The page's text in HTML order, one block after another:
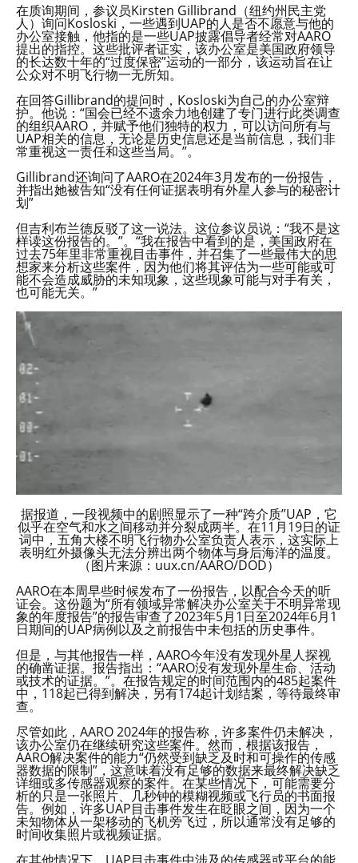
在质询期间，参议员Kirsten Gillibrand（纽约州民主党
人）询问Kosloski，一些遇到UAP的人是否不愿意与他的
办公室接触，他指的是一些UAP披露倡导者经常对AARO
提出的指控。这些批评者证实，该办公室是美国政府领导
的长达数十年的“过度保密”运动的一部分，该运动旨在让
公众对不明飞行物一无所知。
在回答Gillibrand的提问时，Kosloski为自己的办公室辩
护。他说：“国会已经不遗余力地创建了专门进行此类调查
的组织AARO，并赋予他们独特的权力，可以访问所有与
UAP相关的信息，无论是历史信息还是当前信息，我们非
常重视这一责任和这些当局。”。
Gillibrand还询问了AARO在2024年3月发布的一份报告，
并指出她被告知“没有任何证据表明有外星人参与的秘密计
划”
但吉利布兰德反驳了这一说法。这位参议员说：“我不是这
样读这份报告的。”。“我在报告中看到的是，美国政府在
过去75年里非常重视目击事件，并召集了一些最伟大的思
想家来分析这些案件，因为他们将其评估为一些可能或可
能不会造成威胁的未知现象，这些现象可能与对手有关，
也可能无关。”
据报道，一段视频中的剧照显示了一种“跨介质”UAP，它
似乎在空气和水之间移动并分裂成两半。在11月19日的证
词中，五角大楼不明飞行物办公室负责人表示，这实际上
表明红外摄像头无法分辨出两个物体与身后海洋的温度。
（图片来源：uux.cn/AARO/DOD）
AARO在本周早些时候发布了一份报告，以配合今天的听
证会。这份题为“所有领域异常解决办公室关于不明异常现
象的年度报告”的报告审查了2023年5月1日至2024年6月1
日期间的UAP病例以及之前报告中未包括的历史事件。
但是，与其他报告一样，AARO今年没有发现外星人探视
的确凿证据。报告指出：“AARO没有发现外星生命、活动
或技术的证据。”。在报告规定的时间范围内的485起案件
中，118起已得到解决，另有174起计划结案，等待最终审
查。
尽管如此，AARO 2024年的报告称，许多案件仍未解决，
该办公室仍在继续研究这些案件。然而，根据该报告，
AARO解决案件的能力“仍然受到缺乏及时和可操作的传感
器数据的限制”，这意味着没有足够的数据来最终解决缺乏
详细或多传感器观察的案件。在某些情况下，可能需要分
析的只是一张照片、几秒钟的模糊视频或飞行员的书面报
告。例如，许多UAP目击事件发生在眨眼之间，因为一个
未知物体从一架移动的飞机旁飞过，所以通常没有足够的
时间收集照片或视频证据。